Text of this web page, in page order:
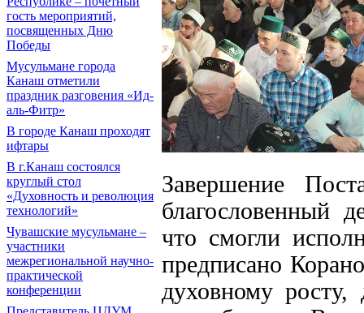
гость мероприятий,
посвященных Дню
Победы
Мусульмане города
Канаш отметили
праздник разговения «Ид-
аль-Фитр»
В городе Канаш проходят
ифтары
В г.Канаш состоялся
круглый стол
«Духовность и революция
технологий»
Чувашские мусульмане –
участники
межрегиональной научно-
практической
конференции
Завершение
благословенный
что смогли
предписано
духовному